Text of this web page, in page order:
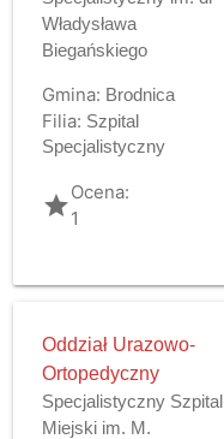
Władysława
Biegańskiego
Gmina: Brodnica
Filia: Szpital
Specjalistyczny
gradeOcena:
1
Oddział Urazowo-
Ortopedyczny
Specjalistyczny Szpital
Miejski im. M.